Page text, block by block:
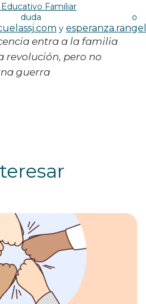
Familiar
duda o
y
entra a la familia
revolución, pero no
guerra